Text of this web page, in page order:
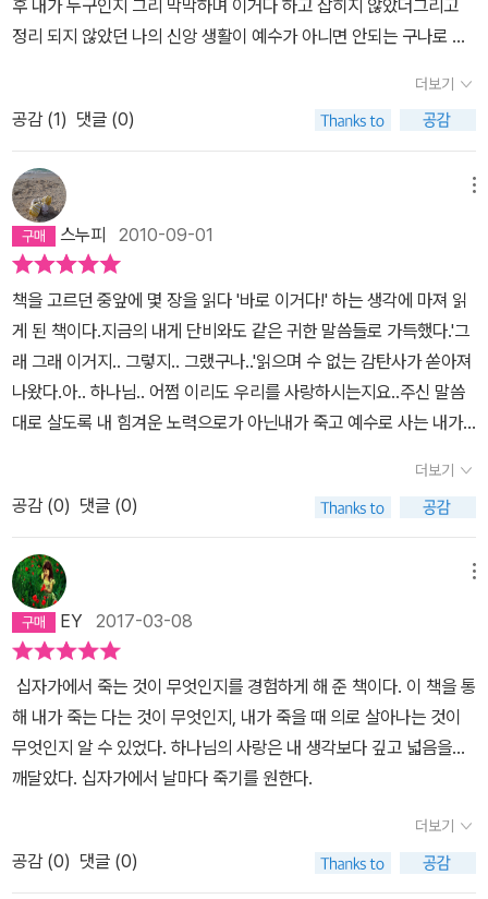
후 내가 누구인지 그리 막막하며 이거다 하고 잡히지 않았더그리고
정리 되지 않았던 나의 신앙 생활이 예수가 아니면 안되는 구나로 자
으면서도 잡히지 않는마음이 답답함이 있으면 꼭 권해 드리고싶습니
다.
더보기
공감 (1) 댓글 (0)
스누피 2010-09-01
책을 고르던 중앞에 몇 장을 읽다 '바로 이거다!' 하는 생각에 마져 읽
게 된 책이다.지금의 내게 단비와도 같은 귀한 말씀들로 가득했다.'그
래 그래 이거지.. 그렇지.. 그랬구나..'읽으며 수 없는 감탄사가 쏟아져
나왔다.아.. 하나님.. 어쩜 이리도 우리를 사랑하시는지요..주신 말씀
대로 살도록 내 힘겨운 노력으로가 아닌내가 죽고 예수로 사는 내가
더보기
공감 (0) 댓글 (0)
EY 2017-03-08
십자가에서 죽는 것이 무엇인지를 경험하게 해 준 책이다. 이 책을 통
해 내가 죽는 다는 것이 무엇인지, 내가 죽을 때 의로 살아나는 것이
무엇인지 알 수 있었다. 하나님의 사랑은 내 생각보다 깊고 넓음을...
깨달았다. 십자가에서 날마다 죽기를 원한다.
더보기
공감 (0) 댓글 (0)